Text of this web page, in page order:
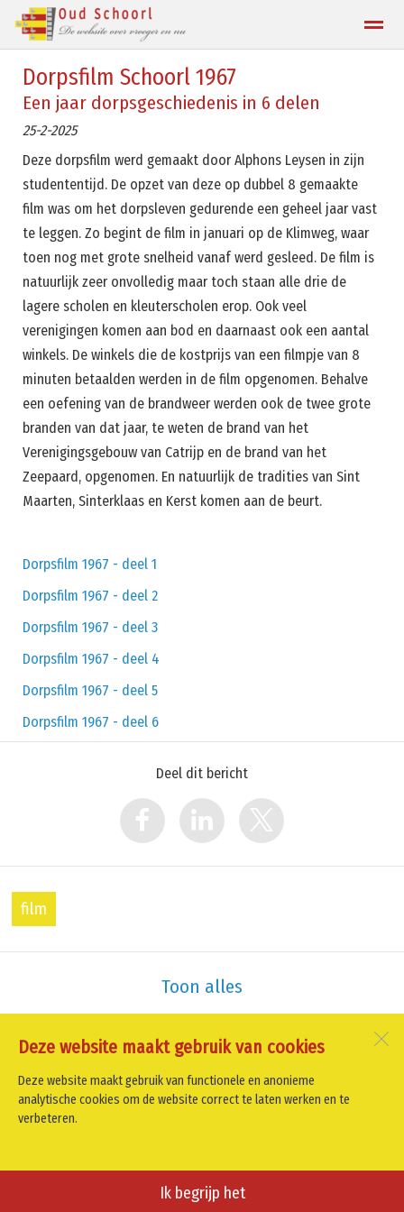
Contact
Deze website maakt gebruik van cookies
Deze website maakt gebruik van functionele en anonieme
analytische cookies om de website correct te laten werken en te
verbeteren.
Ik begrijp het
Dorpsfilm Schoorl 1967
Een jaar dorpsgeschiedenis in 6 delen
25-2-2025
Deze dorpsfilm werd gemaakt door Alphons Leysen in zijn
studententijd. De opzet van deze op dubbel 8 gemaakte
film was om het dorpsleven gedurende een geheel jaar vast
te leggen. Zo begint de film in januari op de Klimweg, waar
toen nog met grote snelheid vanaf werd gesleed. De film is
natuurlijk zeer onvolledig maar toch staan alle drie de
lagere scholen en kleuterscholen erop. Ook veel
verenigingen komen aan bod en daarnaast ook een aantal
winkels. De winkels die de kostprijs van een filmpje van 8
minuten betaalden werden in de film opgenomen. Behalve
een oefening van de brandweer werden ook de twee grote
branden van dat jaar, te weten de brand van het
Verenigingsgebouw van Catrijp en de brand van het
Zeepaard, opgenomen. En natuurlijk de tradities van Sint
Maarten, Sinterklaas en Kerst komen aan de beurt.
Dorpsfilm 1967 - deel 1
Dorpsfilm 1967 - deel 2
Dorpsfilm 1967 - deel 3
Dorpsfilm 1967 - deel 4
Dorpsfilm 1967 - deel 5
Dorpsfilm 1967 - deel 6
Deel dit bericht
film
Toon alles
Oud Schoorl
Oude Heereweg 12
1871 GS Schoorl
SdH Vormgeving |Ziber DS4